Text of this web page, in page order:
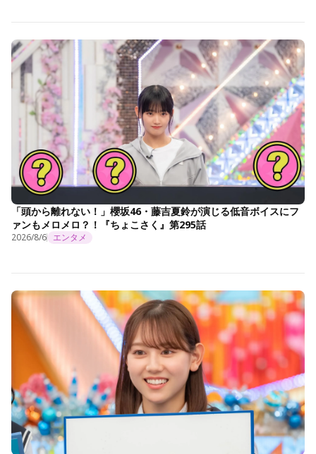
「頭から離れない！」櫻坂46・藤吉夏鈴が演じる低音ボイスにフ
ァンもメロメロ？！『ちょこさく』第295話
2026/8/6 エンタメ